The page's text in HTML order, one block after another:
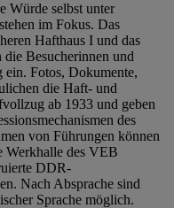
Würde selbst unter
im Fokus. Das
Hafthaus I und das
Besucherinnen und
ein. Fotos, Dokumente,
die Haft- und
ab 1933 und geben
des
von Führungen können
Werkhalle des VEB
DDR-
Nach Absprache sind
Sprache möglich.